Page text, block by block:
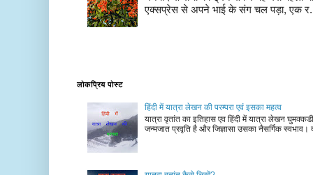
एक्सप्रेस से अपने भाई के संग चल पड़ा, एक
लोकप्रिय पोस्ट
हिंदी में यात्रा लेखन की परम्परा एवं इसका महत्व
यात्रा वृतांत का इतिहास एव हिंदी में यात्रा लेखन
जन्मजात प्रवृति है और जिज्ञासा उसका नैसर्गिक स्वभाव।